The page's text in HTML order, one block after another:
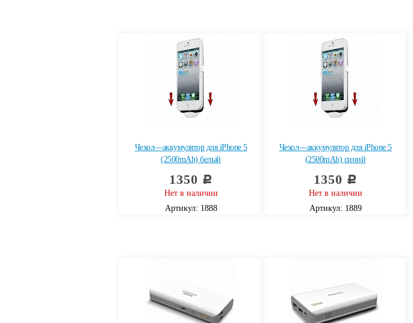
Чехол—аккумулятор для iPhone 5
(2500mAh) белый
1350 c
Нет в наличии
Артикул: 1888
Чехол—аккумулятор для iPhone 5
(2500mAh) синий
1350 c
Нет в наличии
Артикул: 1889